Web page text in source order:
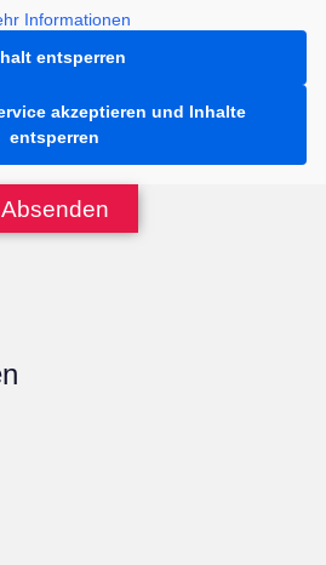
Informationen
entsperren
akzeptieren und Inhalte
entsperren
Absenden